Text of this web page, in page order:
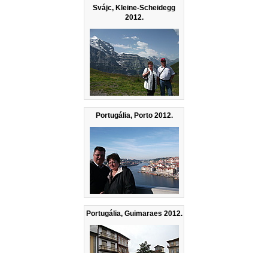
Svájc, Kleine-Scheidegg
2012.
Portugália, Porto 2012.
Portugália, Guimaraes 2012.